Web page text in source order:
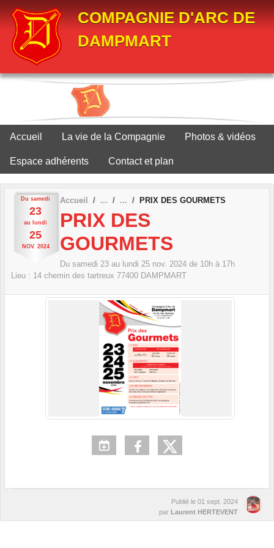
COMPAGNIE D'ARC DE
DAMPMART
Accueil La vie de la Compagnie Photos & vidéos
Espace adhérents Contact et plan
Du samedi
23
au lundi
25
NOV. 2024
Accueil PRIX DES GOURMETS
PRIX DES
GOURMETS
Du samedi 23 au lundi 25 nov. 2024 de 10h à 17h
Lieu : 14 chemin des tartreux 77400 DAMPMART
Publié le 01 sept. 2024
par Laurent HERTEVENT
Panneau de gestion des cookies